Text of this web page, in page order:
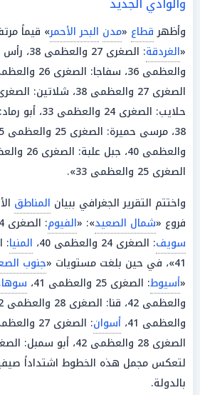
وأظهرقطاع «مدن البحر الأحمر» قيماً
«الغردقة
والعظمى 36، سفاجا: الصغرى 26 والعظمى 38،
الصغرى 25 والعظمى 33».
واختتم التقرير الجغرافي ببيان المناطق
فروع «شمال الصعيد»: «الفيوم: الصغرى 24 والعظمى 40،
سويف: الصغرى 24 والعظمى 40، المنيا
41»، في حين بلغت مستويات «
جنوب
«أسيوط: الصغرى 25 والعظمى 41،
والعظمى 41،
أسوان: الصغرى 27 والعظمى 42،
لتعكس مجمل هذه الخطوط اشتداداً
بالدولة.